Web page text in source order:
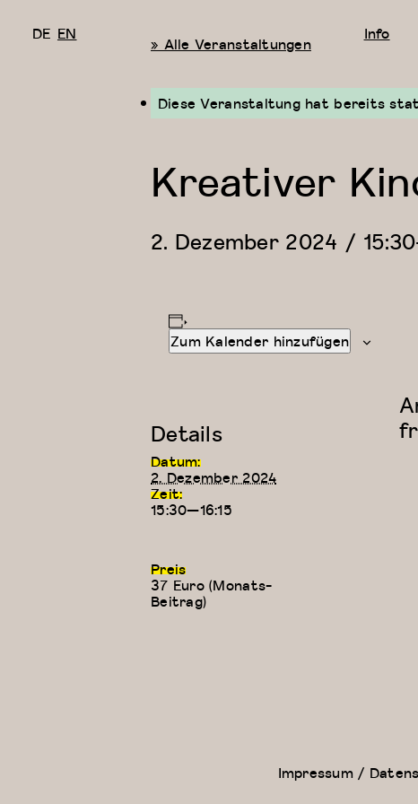
Info
DE EN « Alle Veranstaltungen
Diese Veranstaltung hat bereits
Kreativer
2. Dezember 2024 / 15:30
Zum Kalender hinzufügen
Details
Datum:
2. Dezember 2024
Zeit:
15:30—16:15
Preis
37 Euro (Monats-
Beitrag)
Impressum /